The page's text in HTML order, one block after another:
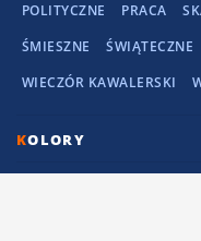
POLITYCZNE
PRACA
ŚMIESZNE
ŚWIĄTECZNE
WIECZÓR KAWALERSKI
KOLORY